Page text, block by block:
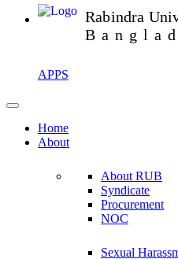
Rabindra
APPS
Home
About
About RUB
Syndicate
Procurement
NOC
Sexual